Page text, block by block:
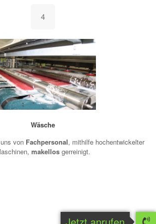
4
Wäsche
von Fachpersonal, mithilfe hochentwickelter
makellos gerreinigt.